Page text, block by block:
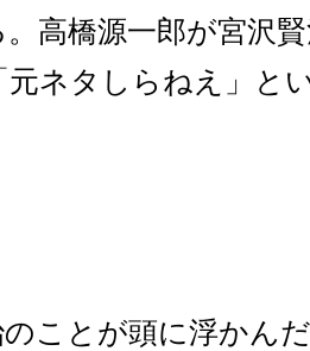
高橋源一郎が宮沢
元ネタしらねえ」と
ことが頭に浮かん